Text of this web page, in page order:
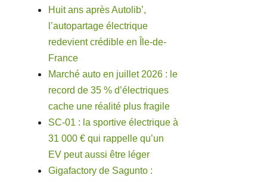
Huit ans après Autolib’,
l’autopartage électrique
redevient crédible en Île-de-
France
Marché auto en juillet 2026 : le
record de 35 % d’électriques
cache une réalité plus fragile
SC-01 : la sportive électrique à
31 000 € qui rappelle qu’un
EV peut aussi être léger
Gigafactory de Sagunto :